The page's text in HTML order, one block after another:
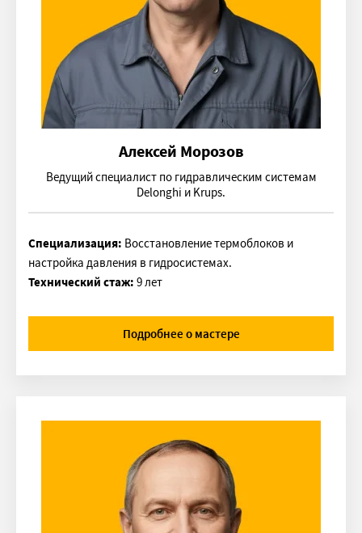
Алексей Морозов
Ведущий специалист по гидравлическим системам
Delonghi и Krups.
Специализация: Восстановление термоблоков и
настройка давления в гидросистемах.
Технический стаж: 9 лет
Подробнее о мастере